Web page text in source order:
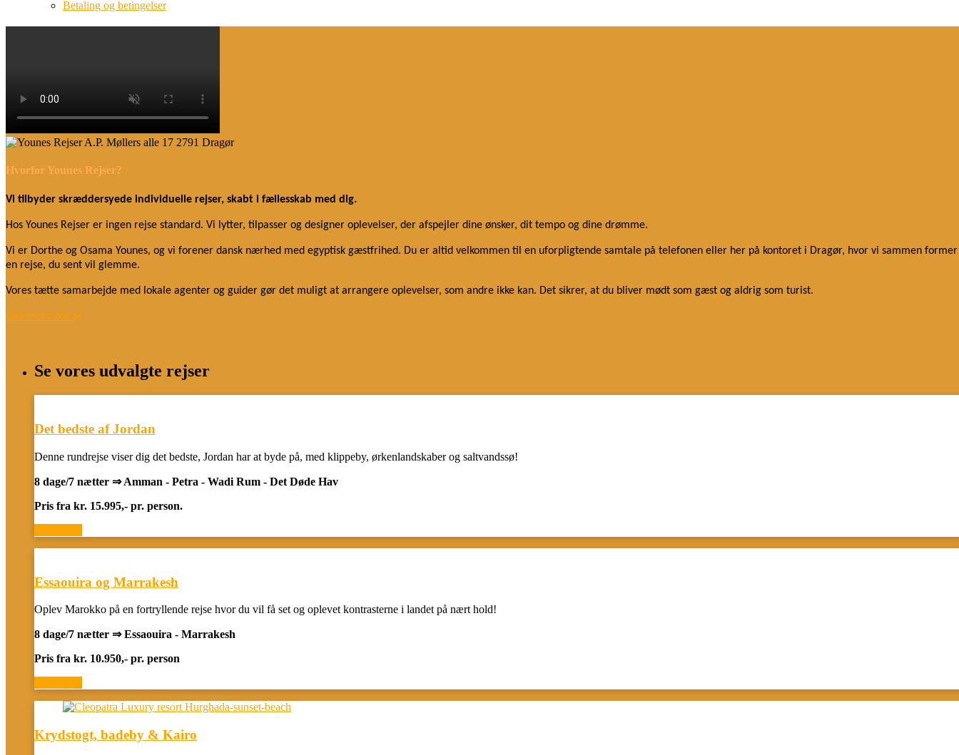
Betaling og betingelser
Hvorfor Younes Rejser?
Vi tilbyder skræddersyede individuelle rejser, skabt i fællesskab med dig.
Hos Younes Rejser er ingen rejse standard. Vi lytter, tilpasser og designer oplevelser, der afspejler dine ønsker, dit tempo og dine drømme.
Vi er Dorthe og Osama Younes, og vi forener dansk nærhed med egyptisk gæstfrihed. Du er altid velkommen til en uforpligtende samtale på telefonen eller her på kontoret i Dragør, hvor vi sammen former
en rejse, du sent vil glemme.
Vores tætte samarbejde med lokale agenter og guider gør det muligt at arrangere oplevelser, som andre ikke kan. Det sikrer, at du bliver mødt som gæst og aldrig som turist.
Læs mere om os
Se vores udvalgte rejser
Det bedste af Jordan
Denne rundrejse viser dig det bedste, Jordan har at byde på, med klippeby, ørkenlandskaber og saltvandssø!
8 dage/7 nætter ⇒ Amman - Petra - Wadi Rum - Det Døde Hav
Pris fra kr. 15.995,- pr. person.
Essaouira og Marrakesh
Oplev Marokko på en fortryllende rejse hvor du vil få set og oplevet kontrasterne i landet på nært hold!
8 dage/7 nætter ⇒ Essaouira - Marrakesh
Pris fra kr. 10.950,- pr. person
Krydstogt, badeby & Kairo